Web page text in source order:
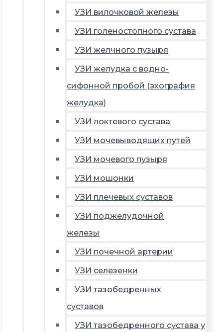
УЗИ вилочковой железы
УЗИ голеностопного сустава
УЗИ желчного пузыря
УЗИ желудка с водно-
сифонной пробой (эхография
желудка)
УЗИ локтевого сустава
УЗИ мочевыводящих путей
УЗИ мочевого пузыря
УЗИ мошонки
УЗИ плечевых суставов
УЗИ поджелудочной
железы
УЗИ почечной артерии
УЗИ селезенки
УЗИ тазобедренных
суставов
УЗИ тазобедренного сустава у